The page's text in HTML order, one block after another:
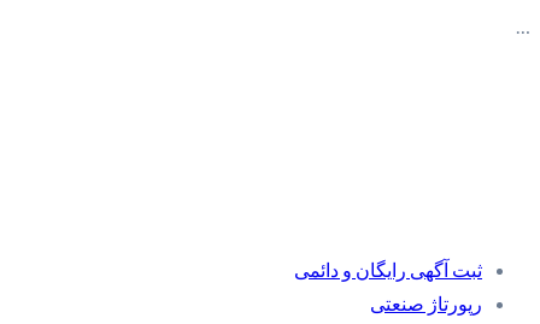
…
ثبت آگهی رایگان و دائمی
رپورتاژ صنعتی